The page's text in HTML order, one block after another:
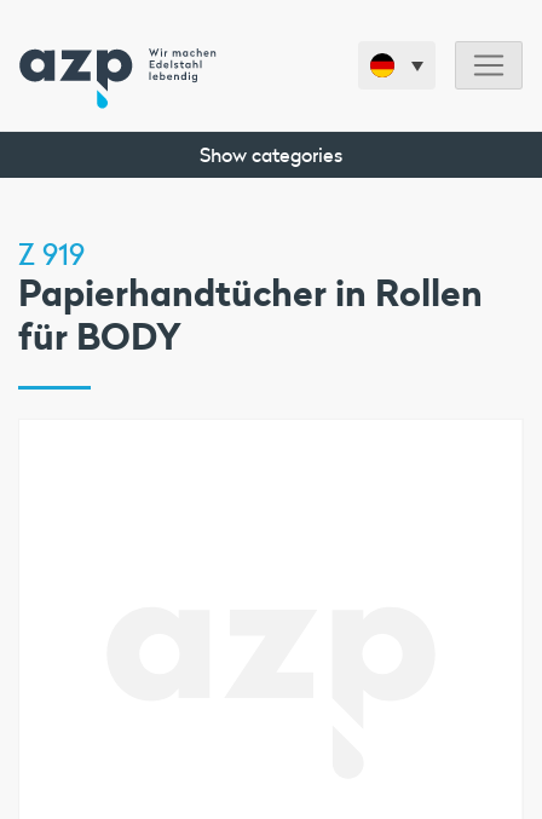
Show categories
Z 919
Papierhandtücher in Rollen
für BODY